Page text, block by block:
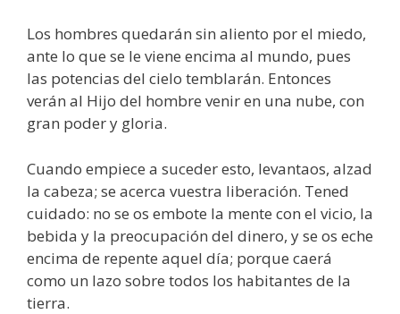
Los hombres quedarán sin aliento por el miedo,
ante lo que se le viene encima al mundo, pues
las potencias del cielo temblarán. Entonces
verán al Hijo del hombre venir en una nube, con
gran poder y gloria.
Cuando empiece a suceder esto, levantaos, alzad
la cabeza; se acerca vuestra liberación. Tened
cuidado: no se os embote la mente con el vicio, la
bebida y la preocupación del dinero, y se os eche
encima de repente aquel día; porque caerá
como un lazo sobre todos los habitantes de la
tierra.